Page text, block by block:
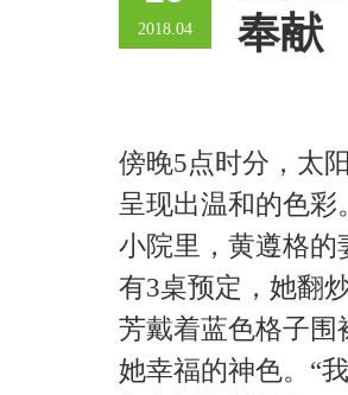
2018.04
奉献
傍晚5点时分，太
呈现出温和的色
小院里，黄遵格的
有3桌预定，她翻
芳戴着蓝色格子围
她幸福的神色。“